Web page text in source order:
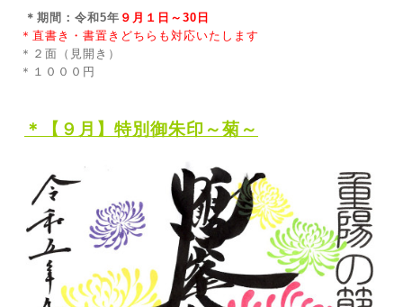
＊期間：令和5年 ９月１日～30日
＊直書き・書置きどちらも対応いたします
＊２面（見開き）
＊１０００円
＊ 【９ 月】特別御朱印～菊～